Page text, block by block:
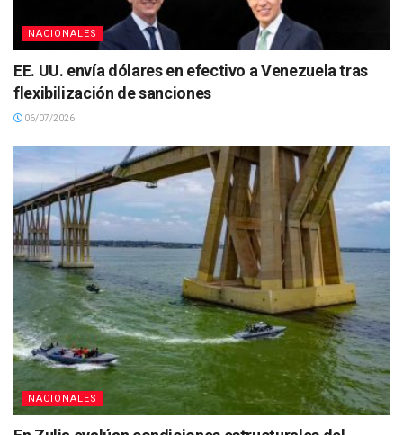
NACIONALES
EE. UU. envía dólares en efectivo a Venezuela tras
flexibilización de sanciones
06/07/2026
NACIONALES